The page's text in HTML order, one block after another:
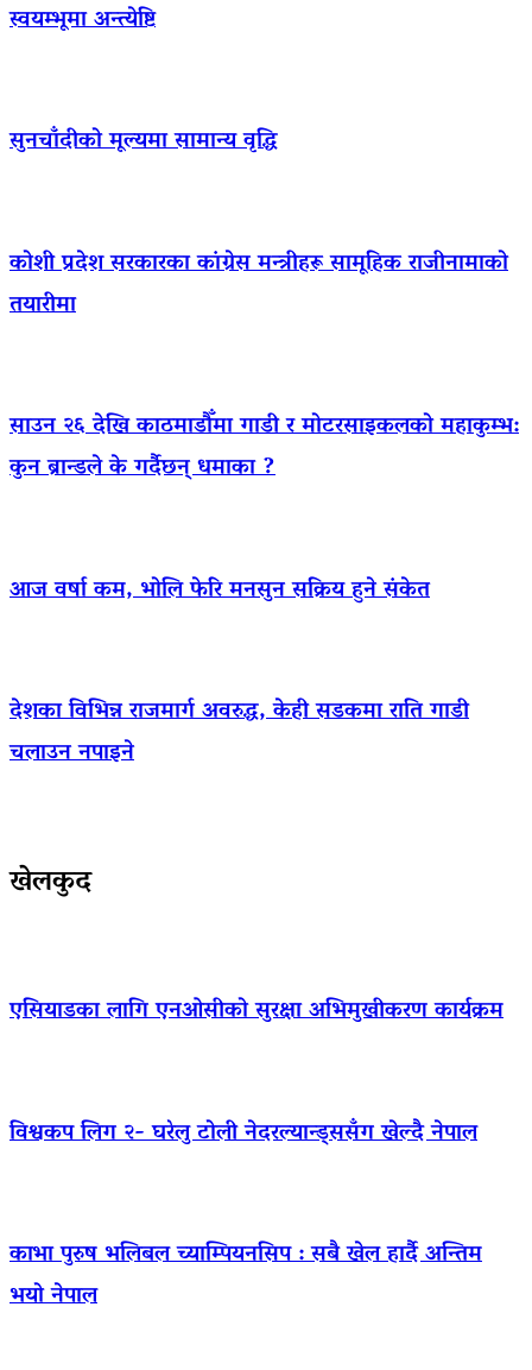
स्वयम्भूमा अन्त्येष्टि
सुनचाँदीको मूल्यमा सामान्य वृद्धि
कोशी प्रदेश सरकारका कांग्रेस मन्त्रीहरू सामूहिक राजीनामाको
तयारीमा
साउन २६ देखि काठमाडौँमा गाडी र मोटरसाइकलको महाकुम्भ:
कुन ब्रान्डले के गर्दैछन् धमाका ?
आज वर्षा कम, भोलि फेरि मनसुन सक्रिय हुने संकेत
देशका विभिन्न राजमार्ग अवरुद्ध, केही सडकमा राति गाडी
चलाउन नपाइने
खेलकुद
एसियाडका लागि एनओसीको सुरक्षा अभिमुखीकरण कार्यक्रम
विश्वकप लिग २- घरेलु टोली नेदरल्यान्ड्ससँग खेल्दै नेपाल
काभा पुरुष भलिबल च्याम्पियनसिप : सबै खेल हार्दै अन्तिम
भयो नेपाल